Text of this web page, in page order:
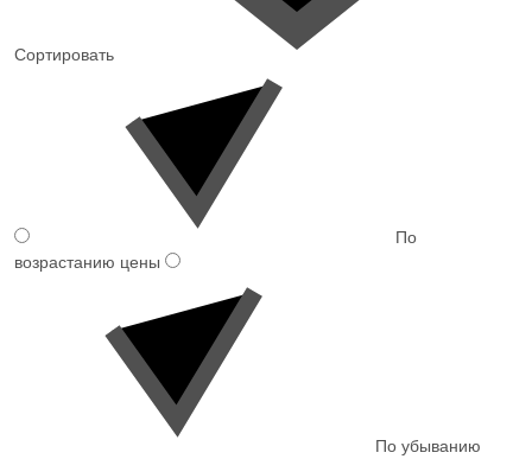
Сортировать
По
возрастанию цены
По убыванию